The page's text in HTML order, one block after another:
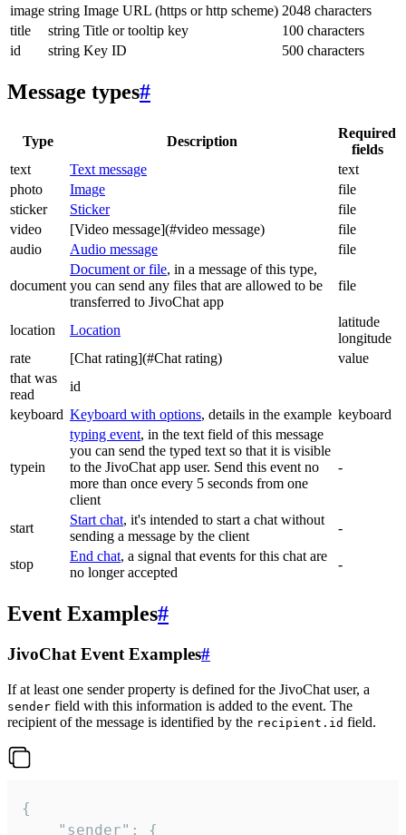
image string Image URL (https or http scheme) 2048 characters
title
string Title or tooltip key
100 characters
id
string Key ID 500 characters
Message types#
Type Description
Required
fields
text
Text message
text
photo
Image
file
sticker
Sticker
file
video
[Video message](#video message)
file
audio
Audio message file
document
Document or file, in a message of this type,
you can send any files that are allowed to be
transferred to JivoChat app
file
location Location
latitude
longitude
rate
[Chat rating](#Chat rating)
value
that was
read
id
keyboard Keyboard with options, details in the example keyboard
typein
typing event, in the text field of this message
you can send the typed text so that it is visible
to the JivoChat app user. Send this event no
more than once every 5 seconds from one
client
-
start
Start chat, it's intended to start a chat without
sending a message by the client
-
stop
End chat, a signal that events for this chat are
no longer accepted
-
Event Examples#
JivoChat Event Examples#
If at least one sender property is defined for the JivoChat user, a
sender field with this information is added to the event. The
recipient of the message is identified by the recipient.id field.
{